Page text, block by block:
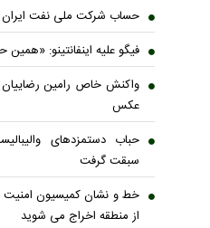
حساب‌ شرکت ملی نفت ایران
فیگو علیه اینفانتینو: «همین
واکنش خاص رامین رضاییان
عکس
حباب دستمزدهای
سبقت گرفت
خط و نشان کمیسیون امنیت
از منطقه اخراج می شوید